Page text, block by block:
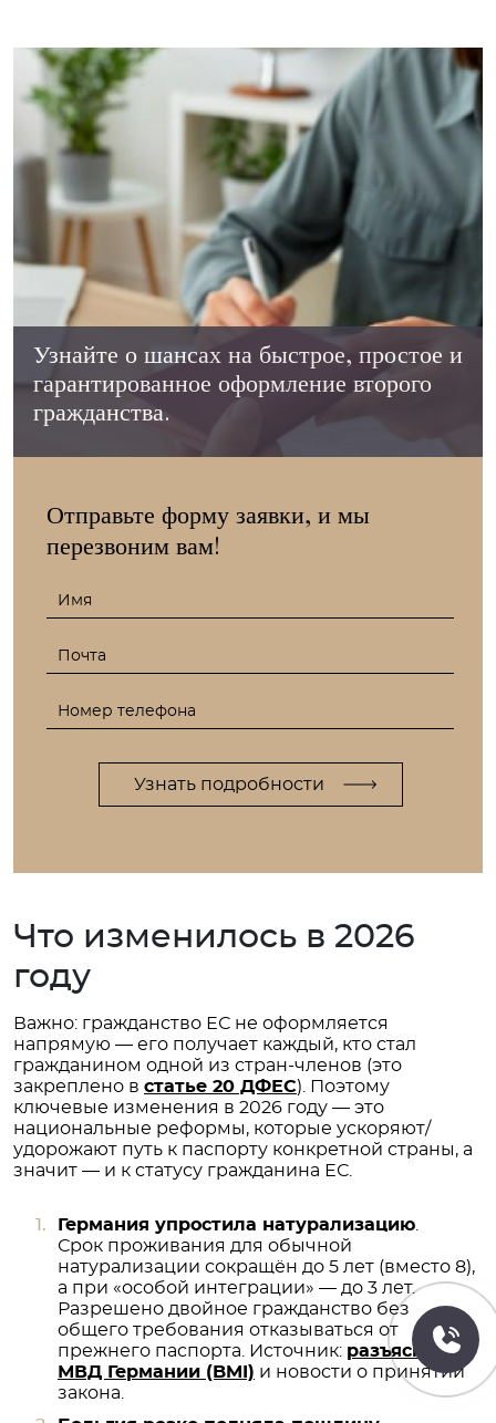
Узнайте о шансах на быстрое, простое и
гарантированное оформление второго
гражданства.
Отправьте форму заявки, и мы
перезвоним вам!
Что изменилось в 2026
году
Важно: гражданство ЕС не оформляется
напрямую — его получает каждый, кто стал
гражданином одной из стран-членов (это
закреплено в статье 20 ДФЕС). Поэтому
ключевые изменения в 2026 году — это
национальные реформы, которые ускоряют/
удорожают путь к паспорту конкретной страны, а
значит — и к статусу гражданина ЕС.
Германия упростила натурализацию
Срок проживания для обычной
натурализации сокращён до 5 лет (вместо 8),
а при «особой интеграции» — до 3 лет.
Разрешено двойное гражданство без
общего требования отказываться от
прежнего паспорта. Источник: разъяснения
МВД Германии (BMI) и новости о принятии
закона.